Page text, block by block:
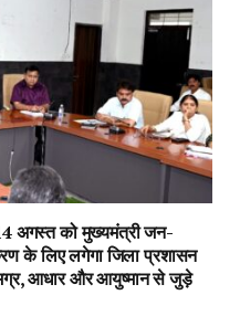
अगस्त को मुख्यमंत्री जन-
के लिए लगेगा जिला प्रशासन
आधार और आयुष्मान से जुड़े